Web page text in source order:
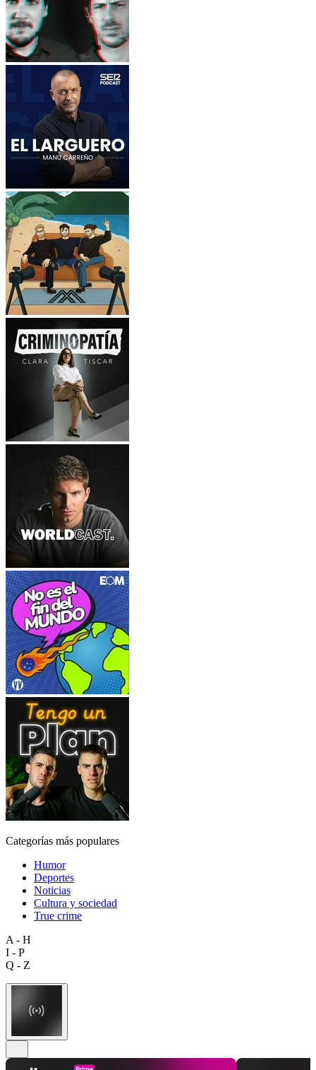
Categorías más populares
Humor
Deportes
Noticias
Cultura y sociedad
True crime
A - H
I - P
Q - Z